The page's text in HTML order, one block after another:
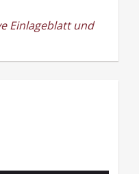
Einlageblatt und